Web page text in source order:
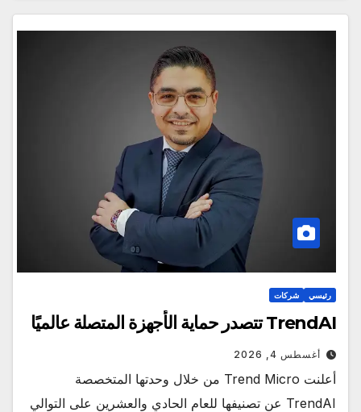
رئيسي شركات
TrendAI تتصدر حماية الأجهزة المتصلة عالميًا
أغسطس 4, 2026
أعلنت Trend Micro من خلال وحدتها المتخصصة
TrendAI عن تصنيفها للعام الحادي والعشرين على التوالي